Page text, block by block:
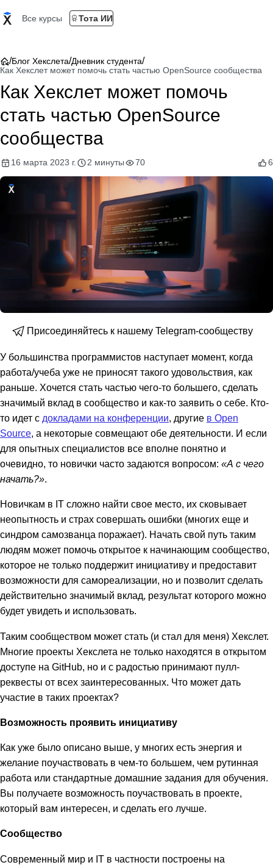
Все курсы Тота ИИ
/Блог Хекслета/Дневник студента/
Как Хекслет может помочь стать частью OpenSource сообщества
Как Хекслет может помочь
стать частью OpenSource
сообщества
16 марта 2023 г. 2 минуты 70 6
Присоединяйтесь к нашему Telegram-сообществу
У большинства программистов наступает момент, когда
работа/учеба уже не приносят такого удовольствия, как
раньше. Хочется стать частью чего-то большего, сделать
значимый вклад в сообщество и как-то заявить о себе. Кто-
то идет с докладами на конференции, другие в Open
Source, а некоторые совмещают обе деятельности. И если
для опытных специалистов все вполне понятно и
очевидно, то новички часто задаются вопросом: «А с чего
начать?».
Новичкам в IT сложно найти свое место, их сковывает
неопытность и страх совершать ошибки (многих еще и
синдром самозванца поражает). Начать свой путь таким
людям может помочь открытое к начинающим сообщество,
которое не только поддержит инициативу и предоставит
возможности для самореализации, но и позволит сделать
действительно значимый вклад, результат которого можно
будет увидеть и использовать.
Таким сообществом может стать (и стал для меня) Хекслет.
Многие проекты Хекслета не только находятся в открытом
доступе на GitHub, но и с радостью принимают пулл-
реквесты от всех заинтересованных. Что может дать
участие в таких проектах?
Возможность проявить инициативу
Как уже было описано выше, у многих есть энергия и
желание поучаствовать в чем-то большем, чем рутинная
работа или стандартные домашние задания для обучения.
Вы получаете возможность поучаствовать в проекте,
который вам интересен, и сделать его лучше.
Сообщество
Современный мир и IT в частности построены на